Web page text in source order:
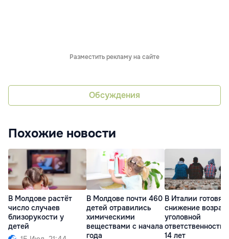
Разместить рекламу на сайте
Обсуждения
Похожие новости
В Молдове растёт
число случаев
близорукости у
детей
В Молдове почти 460
детей отравились
химическими
веществами с начала
года
В Италии готовят
снижение
уголовной
ответственности
14 лет